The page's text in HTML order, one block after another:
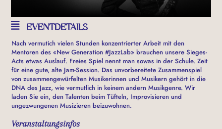
EVENTDETAILS
Nach vermutich vielen Stunden konzentrierter Arbeit mit den
Mentoren des «New Generation #JazzLab» brauchen unsere Sieges-
Acts etwas Auslauf. Freies Spiel nennt man sowas in der Schule. Zeit
für eine gute, alte Jam-Session. Das unvorbereitete Zusammenspiel
von zusammengewürfelten Musikerinnen und Musikern gehört in die
DNA des Jazz, wie vermutlich in keinem andern Musikgenre. Wir
laden Sie ein, den Talenten beim Tüfteln, Improvisieren und
ungezwungenen Musizieren beizuwohnen.
Veranstaltungsinfos